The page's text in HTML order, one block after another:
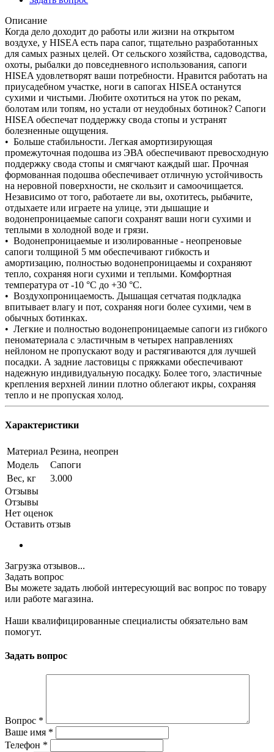
Описание
Когда дело доходит до работы или жизни на открытом
воздухе, у HISEA есть пара сапог, тщательно разработанных
для самых разных целей. От сельского хозяйства, садоводства,
охоты, рыбалки до повседневного использования, сапоги
HISEA удовлетворят ваши потребности. Нравится работать на
приусадебном участке, ноги в сапогах HISEA останутся
сухими и чистыми. Любите охотиться на уток по рекам,
болотам или топям, но устали от неудобных ботинок? Сапоги
HISEA обеспечат поддержку свода стопы и устранят
болезненные ощущения.
• Больше стабильности. Легкая амортизирующая
промежуточная подошва из ЭВА обеспечивают превосходную
поддержку свода стопы и смягчают каждый шаг. Прочная
формованная подошва обеспечивает отличную устойчивость
на неровной поверхности, не скользит и самоочищается.
Независимо от того, работаете ли вы, охотитесь, рыбачите,
отдыхаете или играете на улице, эти дышащие и
водонепроницаемые сапоги сохранят ваши ноги сухими и
теплыми в холодной воде и грязи.
• Водонепроницаемые и изолированные - неопреновые
сапоги толщиной 5 мм обеспечивают гибкость и
амортизацию, полностью водонепроницаемы и сохраняют
тепло, сохраняя ноги сухими и теплыми. Комфортная
температура от -10 °C до +30 °C.
• Воздухопроницаемость. Дышащая сетчатая подкладка
впитывает влагу и пот, сохраняя ноги более сухими, чем в
обычных ботинках.
• Легкие и полностью водонепроницаемые сапоги из гибкого
пеноматериала с эластичным в четырех направлениях
нейлоном не пропускают воду и растягиваются для лучшей
посадки. А задние ластовицы с пряжками обеспечивают
надежную индивидуальную посадку. Более того, эластичные
крепления верхней линии плотно облегают икры, сохраняя
тепло и не пропуская холод.
Характеристики
Материал Резина, неопрен
Модель
Сапоги
Вес, кг
3.000
Отзывы
Отзывы
Нет оценок
Оставить отзыв
Загрузка отзывов...
Задать вопрос
Вы можете задать любой интересующий вас вопрос по товару
или работе магазина.
Наши квалифицированные специалисты обязательно вам
помогут.
Задать вопрос
Вопрос *
Ваше имя *
Телефон *